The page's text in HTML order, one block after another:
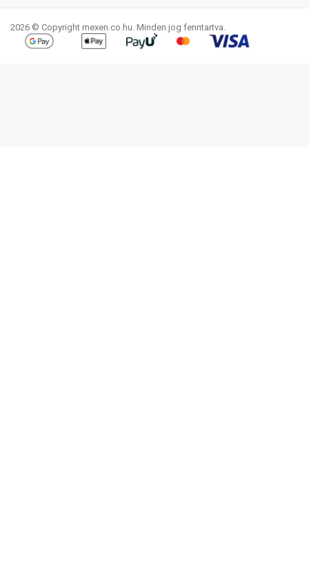
2026 © Copyright mexen.co.hu. Minden jog fenntartva.